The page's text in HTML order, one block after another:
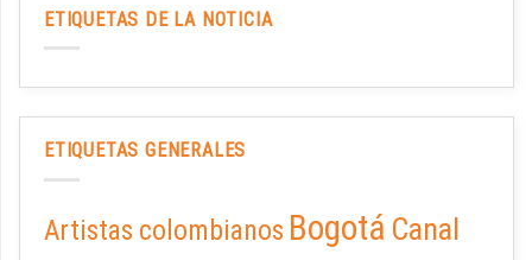
ETIQUETAS DE LA NOTICIA
ETIQUETAS GENERALES
Artistas colombianos Bogotá Canal